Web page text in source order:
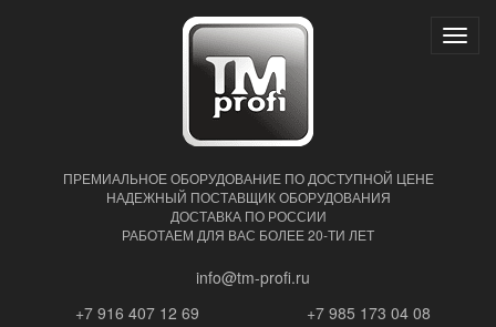
ПРЕМИАЛЬНОЕ ОБОРУДОВАНИЕ ПО ДОСТУПНОЙ ЦЕНЕ
НАДЕЖНЫЙ ПОСТАВЩИК ОБОРУДОВАНИЯ
ДОСТАВКА ПО РОССИИ
РАБОТАЕМ ДЛЯ ВАС БОЛЕЕ 20-ТИ ЛЕТ
info@tm-profi.ru
+7 916 407 12 69
+7 985 173 04 08